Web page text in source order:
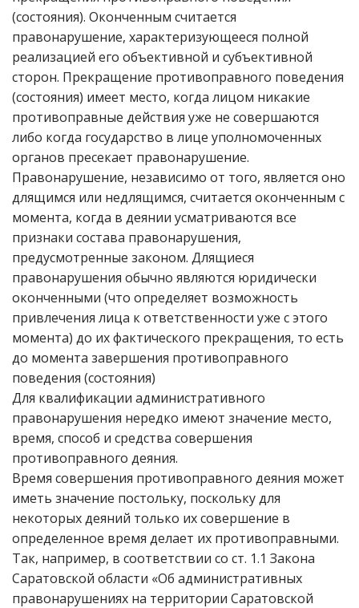
(состояния). Оконченным считается
правонарушение, характеризующееся полной
реализацией его объективной и субъективной
сторон. Прекращение противоправного поведения
(состояния) имеет место, когда лицом никакие
противоправные действия уже не совершаются
либо когда государство в лице уполномоченных
органов пресекает правонарушение.
Правонарушение, независимо от того, является оно
длящимся или недлящимся, считается оконченным с
момента, когда в деянии усматриваются все
признаки состава правонарушения,
предусмотренные законом. Длящиеся
правонарушения обычно являются юридически
оконченными (что определяет возможность
привлечения лица к ответственности уже с этого
момента) до их фактического прекращения, то есть
до момента завершения противоправного
поведения (состояния)
Для квалификации административного
правонарушения нередко имеют значение место,
время, способ и средства совершения
противоправного деяния.
Время совершения противоправного деяния может
иметь значение постольку, поскольку для
некоторых деяний только их совершение в
определенное время делает их противоправными.
Так, например, в соответствии со ст. 1.1 Закона
Саратовской области «Об административных
правонарушениях на территории Саратовской